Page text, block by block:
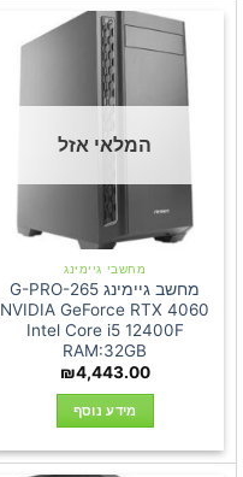
המלאי אזל
מחשבי גיימינג
מחשב גיימינג G-PRO-265
NVIDIA GeForce RTX 4060
Intel Core i5 12400F
RAM:32GB
₪4,443.00
מידע נוסף